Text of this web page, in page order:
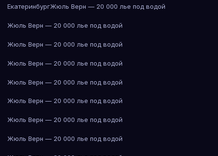
ЕкатеринбургЖюль Верн — 20 000 лье под водой
Жюль Верн — 20 000 лье под водой
Жюль Верн — 20 000 лье под водой
Жюль Верн — 20 000 лье под водой
Жюль Верн — 20 000 лье под водой
Жюль Верн — 20 000 лье под водой
Жюль Верн — 20 000 лье под водой
Жюль Верн — 20 000 лье под водой